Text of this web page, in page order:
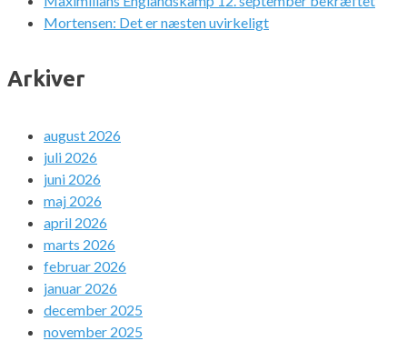
Mortensen: Det er næsten uvirkeligt
Arkiver
august 2026
juli 2026
juni 2026
maj 2026
april 2026
marts 2026
februar 2026
januar 2026
december 2025
november 2025